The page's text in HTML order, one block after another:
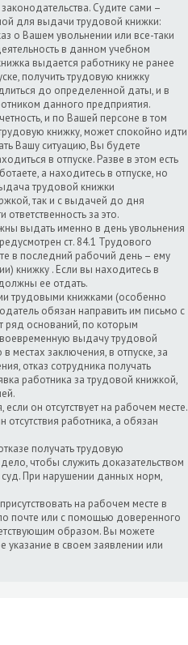
Судите сами –
для выдачи трудовой книжки:
о Вашем увольнении или все-таки
в данном учебном
выдается работнику не ранее
получить трудовую книжку
до определенной даты, и в
данного предприятия.
и по Вашей персоне в том
книжку, может спокойно идти
Вашу ситуацию, Вы будете
в отпуске. Разве в этом есть
а находитесь в отпуске, но
трудовой книжки
так и с выдачей до дня
за это.
выдать именно в день увольнения
ст. 84.1 Трудового
в последний рабочий день – ему
книжку . Если вы находитесь в
ее отдать.
трудовыми книжками (особенно
обязан направить им письмо с
ряд оснований, по которым
выдачу трудовой
местах заключения, в отпуске, за
отказ сотрудника получать
работника за трудовой книжкой,
он отсутствует на рабочем месте.
работника, а обязан
получать трудовую
чтобы служить доказательством
При нарушении данных норм,
на рабочем месте в
почте или с помощью доверенного
образом. Вы можете
указание в своем заявлении или